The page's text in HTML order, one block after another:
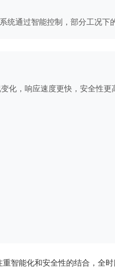
通过智能控制，部分工况下
，响应速度更快，安全性更
智能化和安全性的结合，全